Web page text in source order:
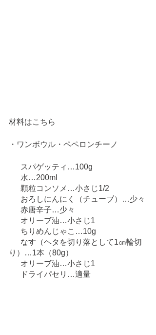
材料はこちら
・ワンボウル・ペペロンチーノ
スパゲッティ…100g
      水…200ml
      顆粒コンソメ…小さじ1/2
      おろしにんにく（チューブ）…少々
      赤唐辛子…少々
      オリーブ油…小さじ1
      ちりめんじゃこ…10g
り）…1本（80g）
      オリーブ油…小さじ1
      ドライパセリ…適量